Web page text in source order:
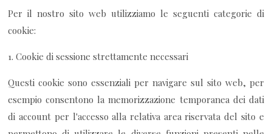
Per il nostro sito web utilizziamo le seguenti categorie di
cookie:
1. Cookie di sessione strettamente necessari
Questi cookie sono essenziali per navigare sul sito web, per
esempio consentono la memorizzazione temporanea dei dati
di account per l'accesso alla relativa area riservata del sito e